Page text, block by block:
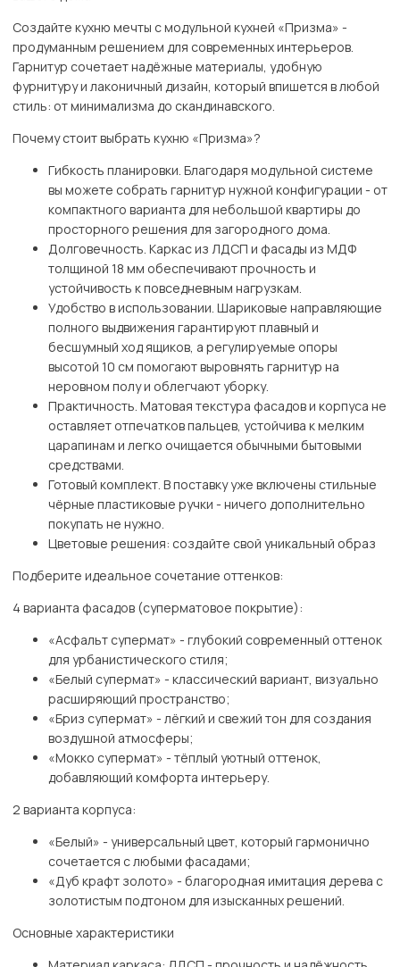
Создайте кухню мечты с модульной кухней «Призма» -
продуманным решением для современных интерьеров.
Гарнитур сочетает надёжные материалы, удобную
фурнитуру и лаконичный дизайн, который впишется в любой
стиль: от минимализма до скандинавского.
Почему стоит выбрать кухню «Призма»?
Гибкость планировки. Благодаря модульной системе
вы можете собрать гарнитур нужной конфигурации - от
компактного варианта для небольшой квартиры до
просторного решения для загородного дома.
Долговечность. Каркас из ЛДСП и фасады из МДФ
толщиной 18 мм обеспечивают прочность и
устойчивость к повседневным нагрузкам.
Удобство в использовании. Шариковые направляющие
полного выдвижения гарантируют плавный и
бесшумный ход ящиков, а регулируемые опоры
высотой 10 см помогают выровнять гарнитур на
неровном полу и облегчают уборку.
Практичность. Матовая текстура фасадов и корпуса не
оставляет отпечатков пальцев, устойчива к мелким
царапинам и легко очищается обычными бытовыми
средствами.
Готовый комплект. В поставку уже включены стильные
чёрные пластиковые ручки - ничего дополнительно
покупать не нужно.
Цветовые решения: создайте свой уникальный образ
Подберите идеальное сочетание оттенков:
4 варианта фасадов (суперматовое покрытие):
«Асфальт супермат» - глубокий современный оттенок
для урбанистического стиля;
«Белый супермат» - классический вариант, визуально
расширяющий пространство;
«Бриз супермат» - лёгкий и свежий тон для создания
воздушной атмосферы;
«Мокко супермат» - тёплый уютный оттенок,
добавляющий комфорта интерьеру.
2 варианта корпуса:
«Белый» - универсальный цвет, который гармонично
сочетается с любыми фасадами;
«Дуб крафт золото» - благородная имитация дерева с
золотистым подтоном для изысканных решений.
Основные характеристики